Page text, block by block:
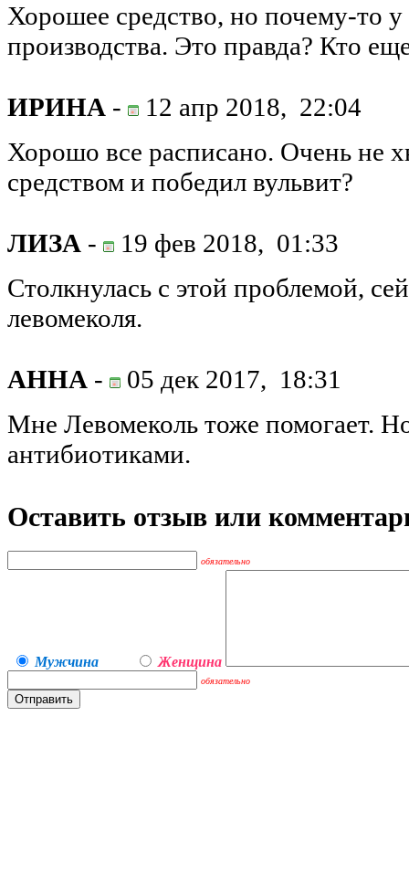
Хорошее средство, но почему-то у
производства. Это правда? Кто
ИРИНА - 12 апр 2018, 22:04
Хорошо все расписано. Очень не
средством и победил вульвит?
ЛИЗА - 19 фев 2018, 01:33
Столкнулась с этой проблемой,
левомеколя.
АННА - 05 дек 2017, 18:31
Мне Левомеколь тоже помогает.
антибиотиками.
Оставить отзыв или
обязательно
Мужчина Женщина
обязательно